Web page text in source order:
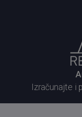
Gratis prevoz do
probne table ili
Izračunajte i